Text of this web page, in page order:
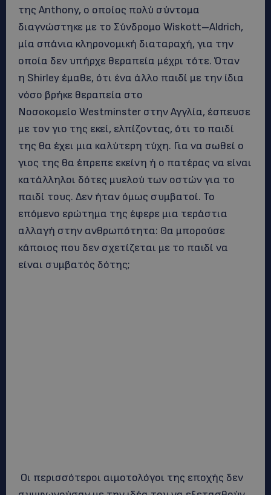
της Anthony, ο οποίος πολύ σύντομα
διαγνώστηκε με το Σύνδρομο Wiskott–Aldrich,
μία σπάνια κληρονομική διαταραχή, για την
οποία δεν υπήρχε θεραπεία μέχρι τότε. Όταν
η Shirley έμαθε, ότι ένα άλλο παιδί με την ίδια
νόσο βρήκε θεραπεία στο
Νοσοκομείο Westminster στην Αγγλία, έσπευσε
με τον γιο της εκεί, ελπίζοντας, ότι το παιδί
της θα έχει μια καλύτερη τύχη. Για να σωθεί ο
γιος της θα έπρεπε εκείνη ή ο πατέρας να είναι
κατάλληλοι δότες μυελού των οστών για το
παιδί τους. Δεν ήταν όμως συμβατοί. Το
επόμενο ερώτημα της έφερε μια τεράστια
αλλαγή στην ανθρωπότητα: Θα μπορούσε
κάποιος που δεν σχετίζεται με το παιδί να
είναι συμβατός δότης;
Οι περισσότεροι αιμοτολόγοι της εποχής δεν